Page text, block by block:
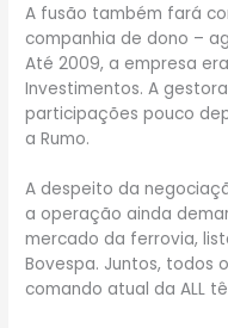
A fusão também fará
companhia de dono –
Até 2009, a empresa
Investimentos. A
participações pouco
a Rumo.
A despeito da
a operação ainda
mercado da ferrovia,
Bovespa. Juntos, todos
comando atual da ALL